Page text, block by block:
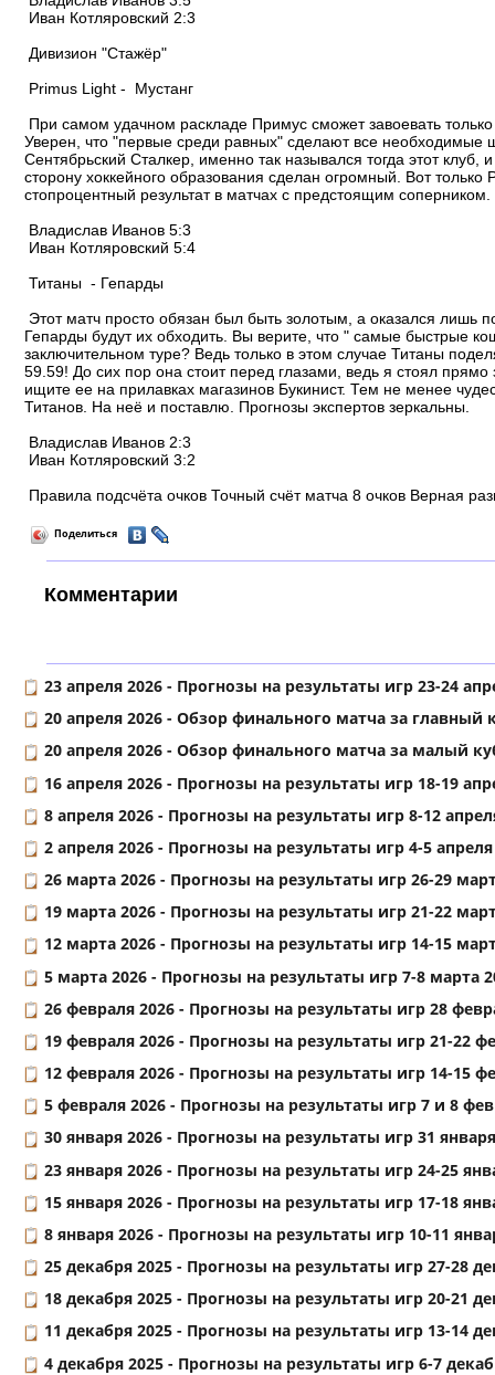
Иван Котляровский 2:3
Дивизион "Стажёр"
Primus Light - Мустанг
При самом удачном раскладе Примус сможет завоевать
Уверен, что "первые среди равных" сделают все необходимые
Сентябрьский Сталкер, именно так назывался тогда этот
сторону хоккейного образования сделан огромный. Вот
стопроцентный результат в матчах с предстоящим
Владислав Иванов 5:3
Иван Котляровский 5:4
Титаны - Гепарды
Этот матч просто обязан был быть золотым, а оказался
Гепарды будут их обходить. Вы верите, что " самые быстрые
заключительном туре? Ведь только в этом случае Титаны
59.59! До сих пор она стоит перед глазами, ведь я стоял
ищите ее на прилавках магазинов Букинист. Тем не менее
Титанов. На неё и поставлю. Прогнозы экспертов зеркальны.
Владислав Иванов 2:3
Иван Котляровский 3:2
Правила подсчёта очков Точный счёт матча 8 очков Верная
Поделиться
Комментарии
23 апреля 2026 - Прогнозы на результаты игр 23-24
20 апреля 2026 - Обзор финального матча за главный
20 апреля 2026 - Обзор финального матча за малый
16 апреля 2026 - Прогнозы на результаты игр 18-19
8 апреля 2026 - Прогнозы на результаты игр 8-12
2 апреля 2026 - Прогнозы на результаты игр 4-5 апреля
26 марта 2026 - Прогнозы на результаты игр 26-29
19 марта 2026 - Прогнозы на результаты игр 21-22
12 марта 2026 - Прогнозы на результаты игр 14-15
5 марта 2026 - Прогнозы на результаты игр 7-8 марта
26 февраля 2026 - Прогнозы на результаты игр 28
19 февраля 2026 - Прогнозы на результаты игр 21-22
12 февраля 2026 - Прогнозы на результаты игр 14-15
5 февраля 2026 - Прогнозы на результаты игр 7 и 8
30 января 2026 - Прогнозы на результаты игр 31
23 января 2026 - Прогнозы на результаты игр 24-25
15 января 2026 - Прогнозы на результаты игр 17-18
8 января 2026 - Прогнозы на результаты игр 10-11
25 декабря 2025 - Прогнозы на результаты игр 27-28
18 декабря 2025 - Прогнозы на результаты игр 20-21
11 декабря 2025 - Прогнозы на результаты игр 13-14
4 декабря 2025 - Прогнозы на результаты игр 6-7